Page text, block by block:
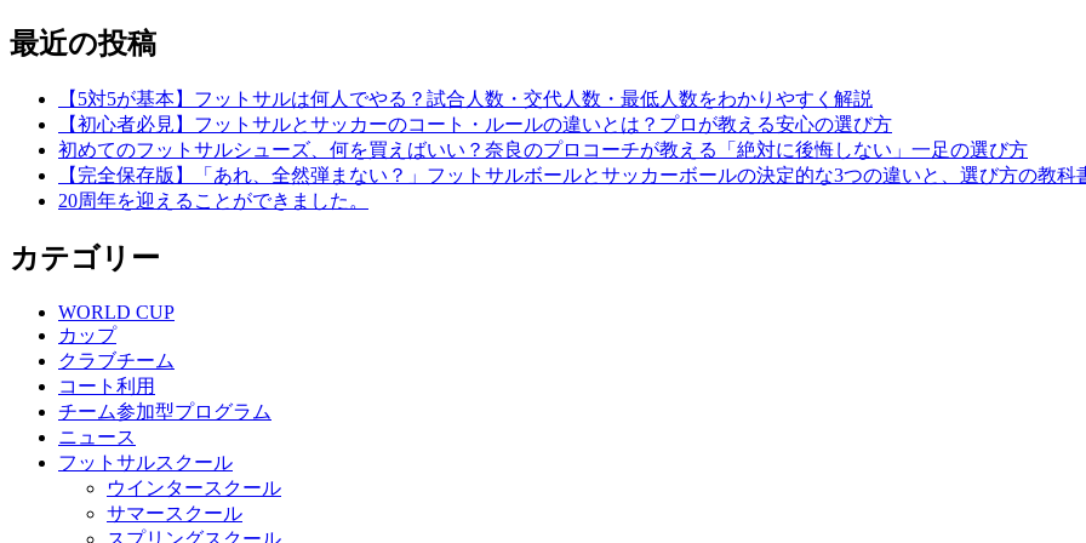
最近の投稿
【5対5が基本】フットサルは何人でやる？試合人数・交代人数・最低人数をわかりやすく解説
【初心者必見】フットサルとサッカーのコート・ルールの違いとは？プロが教える安心の選び方
初めてのフットサルシューズ、何を買えばいい？奈良のプロコーチが教える「絶対に後悔しない」一足の選び方
【完全保存版】「あれ、全然弾まない？」フットサルボールとサッカーボールの決定的な3つの違いと、選び方の教科
20周年を迎えることができました。
カテゴリー
WORLD CUP
カップ
クラブチーム
コート利用
チーム参加型プログラム
ニュース
フットサルスクール
ウインタースクール
サマースクール
スプリングスクール